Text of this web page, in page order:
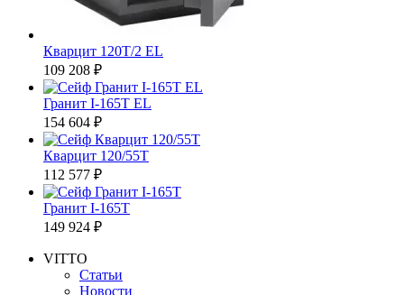
Кварцит 120Т/2 EL
109 208 ₽
Гранит I-165T EL
154 604 ₽
Кварцит 120/55T
112 577 ₽
Гранит I-165T
149 924 ₽
VITTO
Статьи
Новости